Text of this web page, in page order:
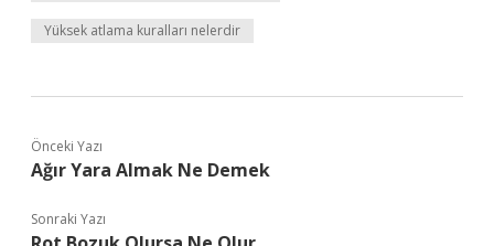
Yüksek atlama kuralları nelerdir
Önceki Yazı
Ağır Yara Almak Ne Demek
Sonraki Yazı